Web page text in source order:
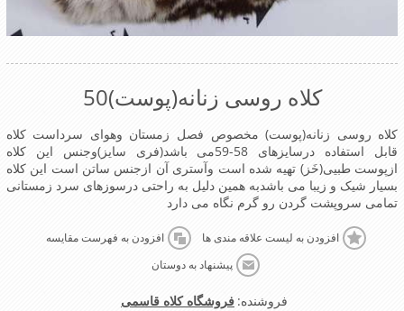
کلاه روسی زنانه(پوست)50
کلاه روسی زنانه(پوست) مخصوص فصل زمستان وهوای سرداست کلاه
قابل استفاده درسایزهای 58-59می باشد(فری سایز)وجنس این کلاه
ازپوست طبیی(خَز) تهیه شده است وآستری آن ازجنس ساتن است این کلاه
بسیار شیک و زیبا می باشدبه همین دلیل به راحتی درسوزهای سرد زمستانی
تمامی سروپشت گردن رو گرم نگاه می دارد
افزودن به لیست علاقه مندی ها افزودن به فهرست مقایسه
پیشنهاد به دوستان
فروشنده: فروشگاه کلاه قاسمی